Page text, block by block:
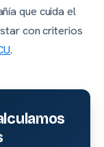
que cuida el
con criterios
.